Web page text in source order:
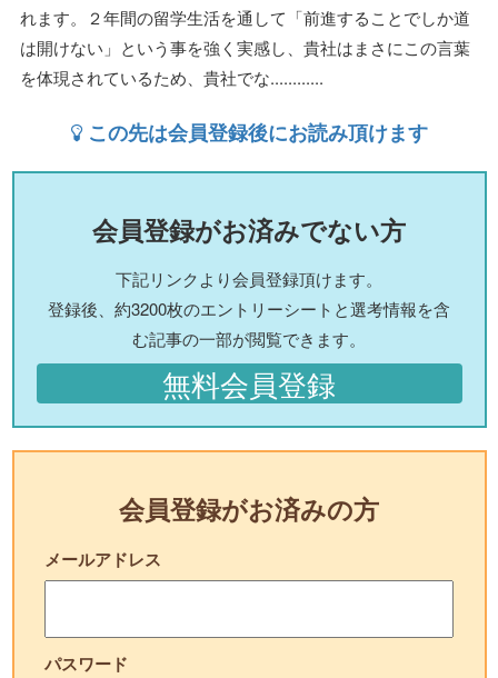
れます。２年間の留学生活を通して「前進することでしか道
は開けない」という事を強く実感し、貴社はまさにこの言葉
を体現されているため、貴社でな............
この先は会員登録後にお読み頂けます
会員登録がお済みでない方
下記リンクより会員登録頂けます。
登録後、約3200枚のエントリーシートと選考情報を含
む記事の一部が閲覧できます。
無料会員登録
会員登録がお済みの方
メールアドレス
パスワード